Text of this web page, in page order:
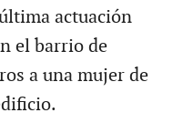
actuación
el barrio de
a una mujer de